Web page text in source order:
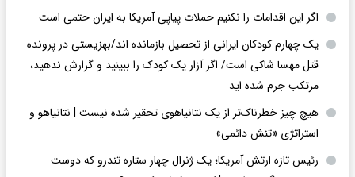
اگر این اقدامات را نکنیم حملات پیاپی آمریکا به ایران حتمی است
یک چهارم کودکان ایرانی از تحصیل بازمانده اند/بهزیستی در پرونده
قتل مهسا شاکی است/ اگر آزار یک کودک را ببینید و گزارش ندهید،
مرتکب جرم شده اید
هیچ چیز خطرناک‌تر از یک نتانیاهوی تحقیر شده نیست | نتانیاهو و
استراتژی «تنش دائمی»
رئیس تازه ارتش آمریکا؛ یک ژنرال چهار ستاره تندرو که دوست